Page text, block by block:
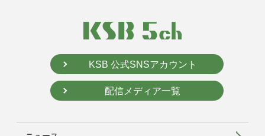
KSB 公式SNSアカウント
配信メディア一覧